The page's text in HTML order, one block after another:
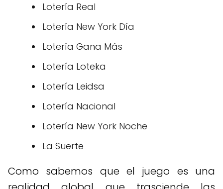
Lotería Real
Lotería New York Día
Lotería Gana Más
Lotería Loteka
Lotería Leidsa
Lotería Nacional
Lotería New York Noche
La Suerte
Como sabemos que el juego es una